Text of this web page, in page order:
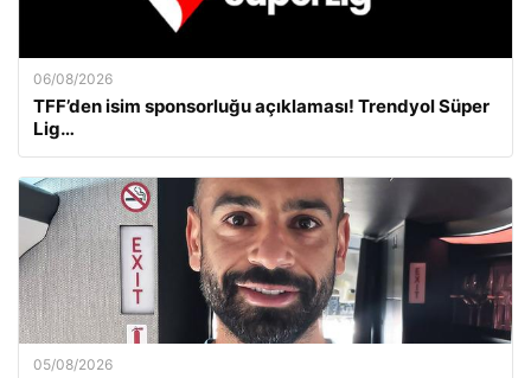
06/08/2026
TFF’den isim sponsorluğu açıklaması! Trendyol Süper
Lig…
05/08/2026